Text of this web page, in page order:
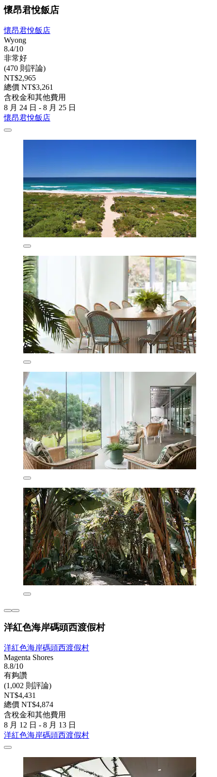
懷昂君悅飯店
懷昂君悅飯店
Wyong
8.4/10
非常好
(470 則評論)
NT$2,965
總價 NT$3,261
含稅金和其他費用
8 月 24 日 - 8 月 25 日
懷昂君悅飯店
洋紅色海岸碼頭西渡假村
洋紅色海岸碼頭西渡假村
Magenta Shores
8.8/10
有夠讚
(1,002 則評論)
NT$4,431
總價 NT$4,874
含稅金和其他費用
8 月 12 日 - 8 月 13 日
洋紅色海岸碼頭西渡假村